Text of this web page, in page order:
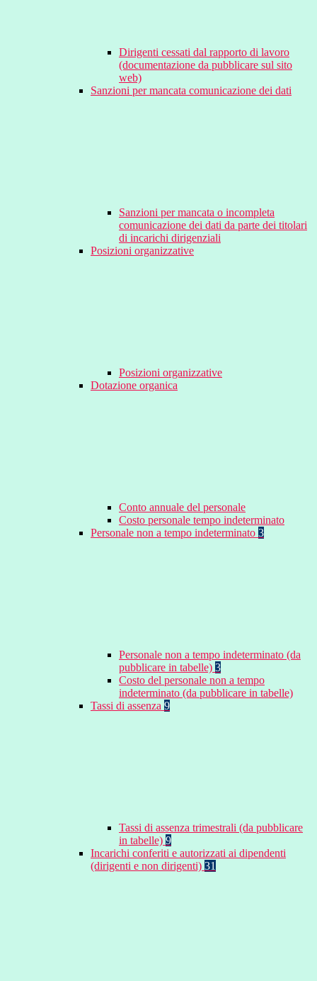
Dirigenti cessati dal rapporto di lavoro
(documentazione da pubblicare sul sito
web)
Sanzioni per mancata comunicazione dei dati
Sanzioni per mancata o incompleta
comunicazione dei dati da parte dei titolari
di incarichi dirigenziali
Posizioni organizzative
Posizioni organizzative
Dotazione organica
Conto annuale del personale
Costo personale tempo indeterminato
Personale non a tempo indeterminato 3
Personale non a tempo indeterminato (da
pubblicare in tabelle) 3
Costo del personale non a tempo
indeterminato (da pubblicare in tabelle)
Tassi di assenza 9
Tassi di assenza trimestrali (da pubblicare
in tabelle) 9
Incarichi conferiti e autorizzati ai dipendenti
(dirigenti e non dirigenti) 31